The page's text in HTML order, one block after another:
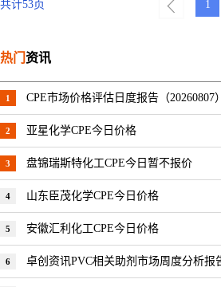
共计53页 1
热门 资讯
1 CPE市场价格评估日度报告（20260807）
2 亚星化学CPE今日价格
3 盘锦瑞斯特化工CPE今日暂不报价
4 山东臣茂化学CPE今日价格
5 安徽汇利化工CPE今日价格
6 卓创资讯PVC相关助剂市场周度分析报